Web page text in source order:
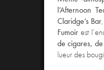
l’Afternoon
Claridge’s Bar
Fumoir est
de cigares, de
lueur des